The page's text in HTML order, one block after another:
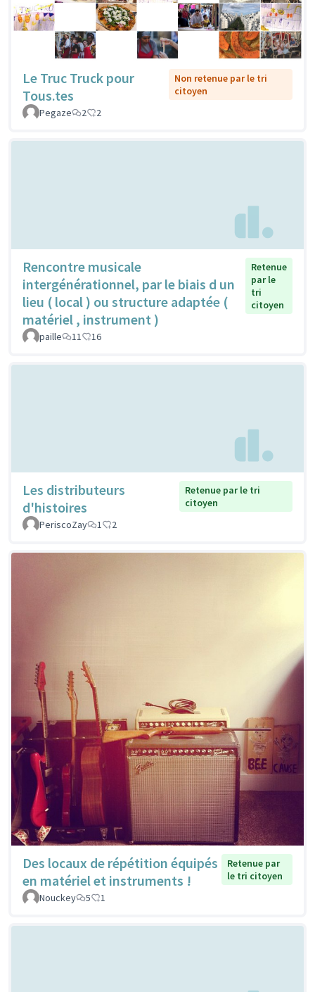
Le Truc Truck pour
Tous.tes
Non retenue par le tri
citoyen
Pegaze
2 2
Rencontre musicale
intergénérationnel, par le biais d un
lieu ( local ) ou structure adaptée (
matériel , instrument )
Retenue
par le
tri
citoyen
paille 11 16
Les distributeurs
d'histoires
Retenue par le tri
citoyen
PeriscoZay
1 2
Des locaux de répétition équipés
en matériel et instruments !
Retenue par
le tri citoyen
Nouckey
5 1